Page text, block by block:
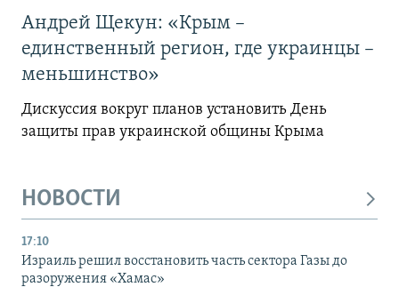
Андрей Щекун: «Крым –
единственный регион, где украинцы –
меньшинство»
Дискуссия вокруг планов установить День
защиты прав украинской общины Крыма
НОВОСТИ
17:10
Израиль решил восстановить часть сектора Газы до
разоружения «Хамас»